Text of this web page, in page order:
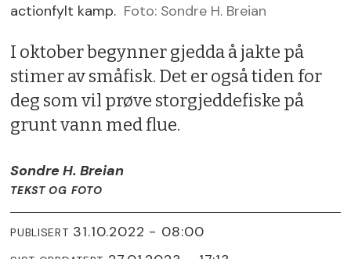
actionfylt kamp. Foto: Sondre H. Breian
I oktober begynner gjedda å jakte på
stimer av småfisk. Det er også tiden for
deg som vil prøve storgjeddefiske på
grunt vann med flue.
Sondre H. Breian
TEKST OG FOTO
PUBLISERT 31.10.2022 - 08:00